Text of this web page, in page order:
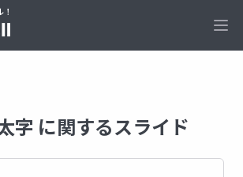
字 に関するスライド